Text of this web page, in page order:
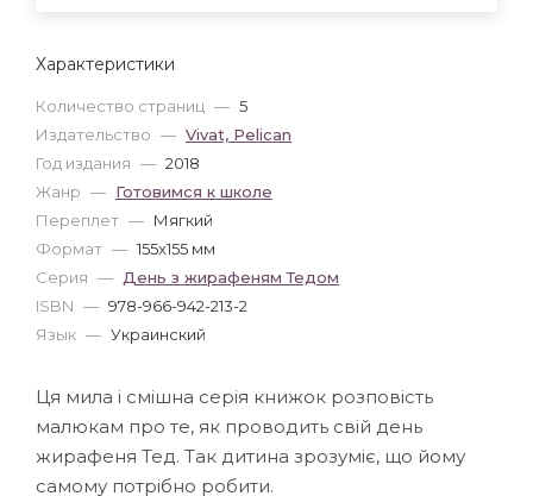
Характеристики
Количество страниц — 5
Издательство — Vivat, Pelican
Год издания — 2018
Жанр — Готовимся к школе
Переплет — Мягкий
Формат — 155x155 мм
Серия — День з жирафеням Тедом
ISBN — 978-966-942-213-2
Язык — Украинский
Ця мила і смішна серія книжок розповість
малюкам про те, як проводить свій день
жирафеня Тед. Так дитина зрозуміє, що йому
самому потрібно робити.